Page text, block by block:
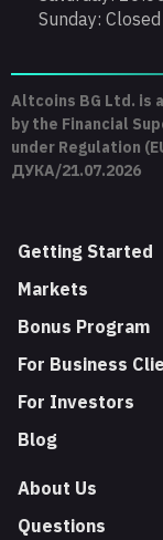
Sunday: Closed
Altcoins BG Ltd. is
by the Financial
under Regulation
ДУКА/21.07.2026
Getting Started
Markets
Bonus Program
For Business
For Investors
Blog
About Us
Questions